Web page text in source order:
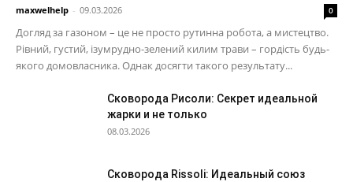
maxwelhelp - 09.03.2026 0
Догляд за газоном – це не просто рутинна робота, а мистецтво.
Рівний, густий, ізумрудно-зелений килим трави – гордість будь-
якого домовласника. Однак досягти такого результату...
Сковорода Рисоли: Секрет идеальной
жарки и не только
08.03.2026
Сковорода Rissoli: Идеальный союз